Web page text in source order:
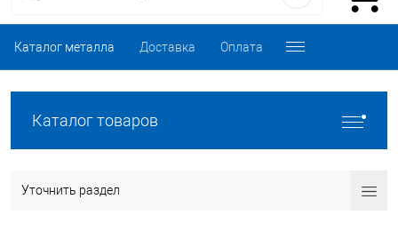
Каталог металла Доставка Оплата
Каталог товаров
Уточнить раздел